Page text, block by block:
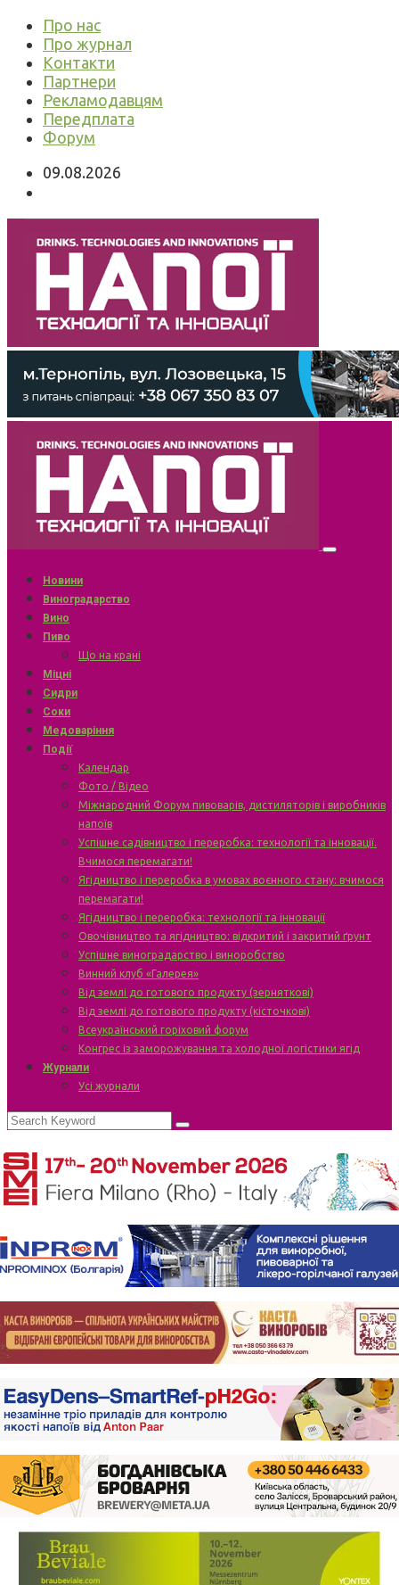
Про нас
Про журнал
Контакти
Партнери
Рекламодавцям
Передплата
Форум
09.08.2026
Новини
Виноградарство
Вино
Пиво
Що на крані
Міцні
Сидри
Соки
Медоваріння
Події
Календар
Фото / Відео
Міжнародний Форум пивоварів, дистиляторів і виробників
напоїв
Успішне садівництво і переробка: технології та інновації.
Вчимося перемагати!
Ягідництво і переробка в умовах воєнного стану: вчимося
перемагати!
Ягідництво і переробка: технології та інновації
Овочівництво та ягідництво: відкритий і закритий ґрунт
Успішне виноградарство і виноробство
Винний клуб «Галерея»
Від землі до готового продукту (зерняткові)
Від землі до готового продукту (кісточкові)
Всеукраїнський горіховий форум
Конгрес із заморожування та холодної логістики ягід
Журнали
Усі журнали